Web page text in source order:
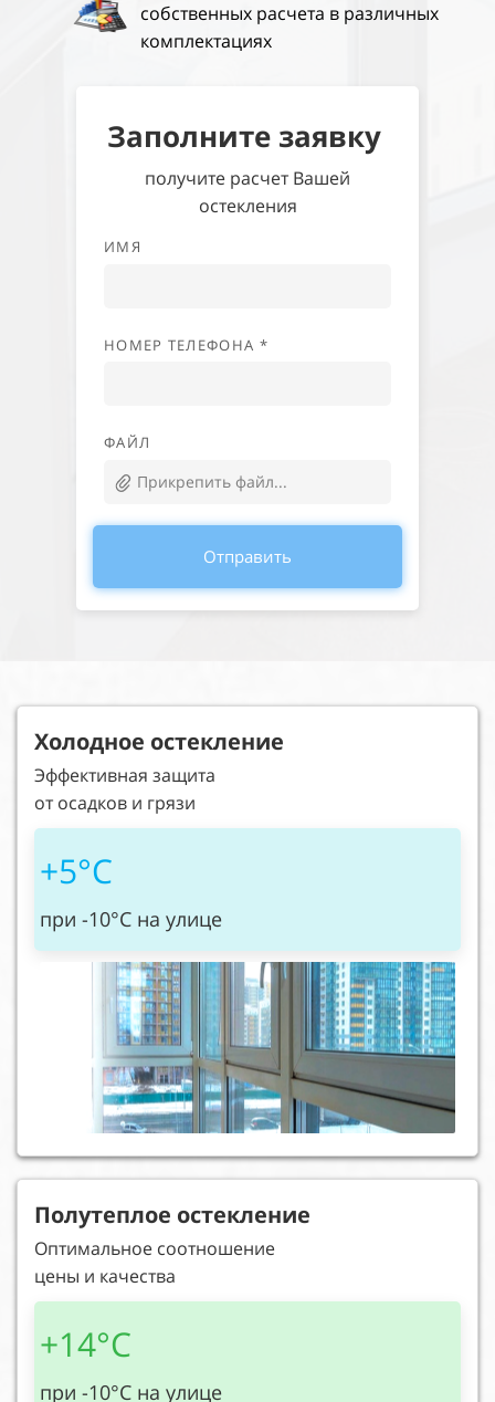
собственных расчета в различных
комплектациях
Заполните заявку
получите расчет Вашей
остекления
ИМЯ
НОМЕР ТЕЛЕФОНА *
ФАЙЛ
Прикрепить файл...
Отправить
Холодное остекление
Эффективная защита
от осадков и грязи
+5°C
при -10°C на улице
Полутеплое остекление
Оптимальное соотношение
цены и качества
+14°C
при -10°C на улице